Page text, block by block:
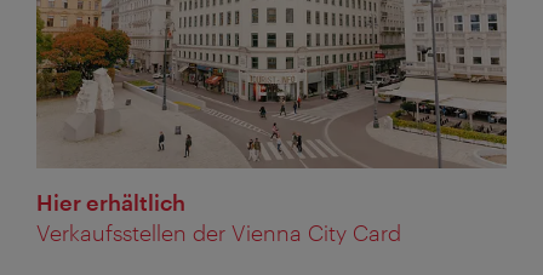
Hier erhältlich
Verkaufsstellen der Vienna City Card